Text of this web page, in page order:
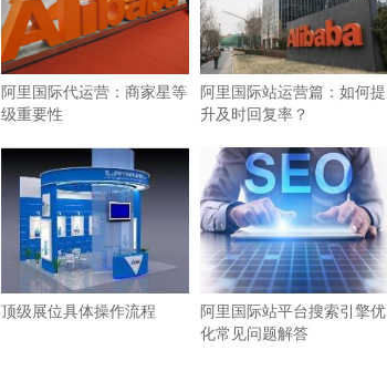
阿里国际代运营：商家星等
级重要性
阿里国际站运营篇：如何提
升及时回复率？
顶级展位具体操作流程
阿里国际站平台搜索引擎优
化常见问题解答